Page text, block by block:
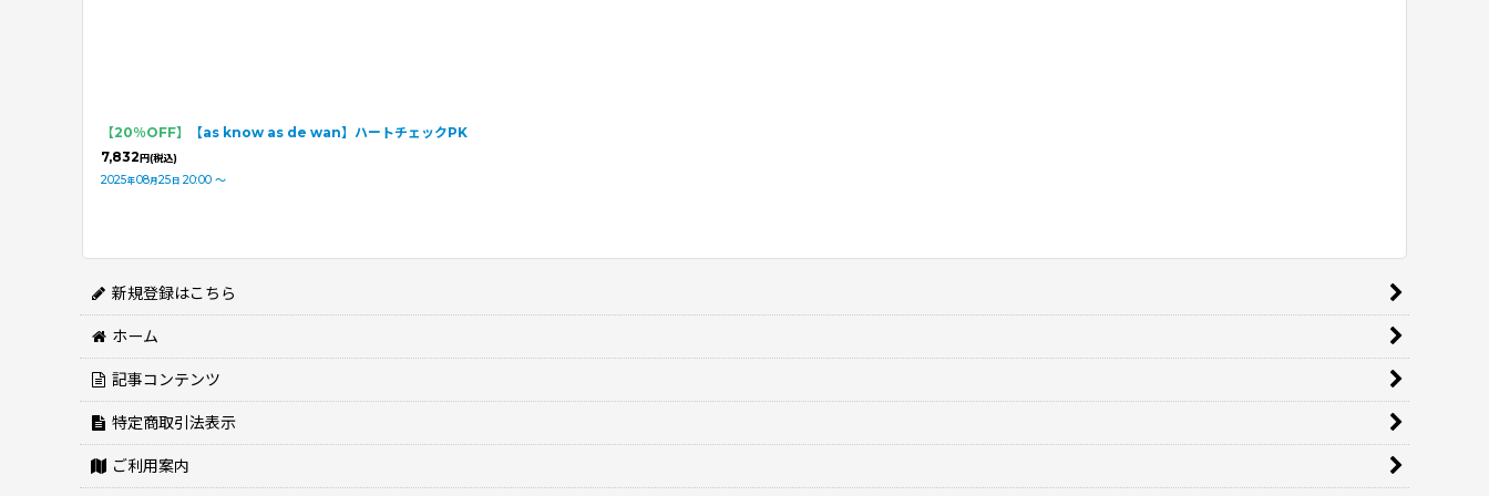
【20％OFF】
【as know as de wan】ハートチェックPK
7,832 円(税込)
2025年08月25 日 20:00 ～
新規登録はこちら
ホーム
記事コンテンツ
特定商取引法表示
ご利用案内